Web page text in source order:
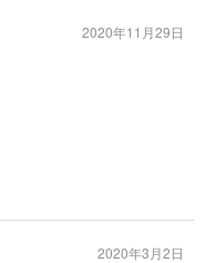
2020年11月29日
2020年3月2日